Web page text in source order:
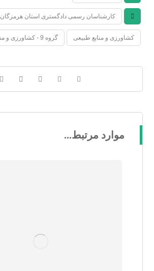
کارشناسان رسمی دادگستری استان هرمزگان
کشاورزی و منابع طبیعی گروه 9 - کشاورزی و منابع طبیعی
موارد مرتبط...